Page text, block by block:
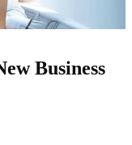
Business